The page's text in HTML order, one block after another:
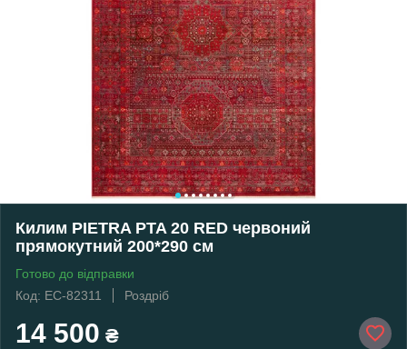
Килим PIETRA PTA 20 RED червоний
прямокутний 200*290 см
Готово до відправки
Код: EC-82311
Роздріб
14 500 ₴